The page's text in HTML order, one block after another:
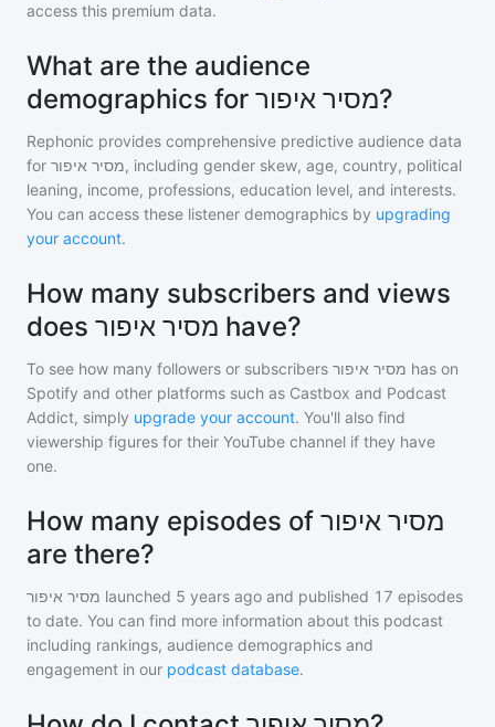
access this premium data.
What are the audience
demographics for מסיר איפור?
Rephonic provides comprehensive predictive audience data
for מסיר איפור, including gender skew, age, country, political
leaning, income, professions, education level, and interests.
You can access these listener demographics by upgrading
your account.
How many subscribers and views
does מסיר איפור have?
To see how many followers or subscribers מסיר איפור has on
Spotify and other platforms such as Castbox and Podcast
Addict, simply upgrade your account. You'll also find
viewership figures for their YouTube channel if they have
one.
How many episodes of מסיר איפור
are there?
מסיר איפור launched 5 years ago and published 17 episodes
to date. You can find more information about this podcast
including rankings, audience demographics and
engagement in our podcast database.